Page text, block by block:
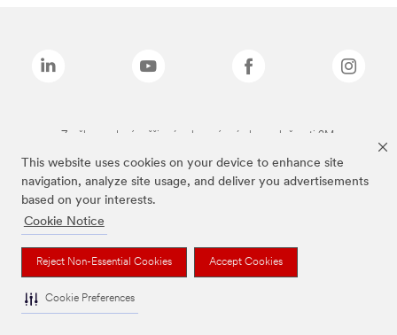
This website uses cookies on your device to enhance site
navigation, analyze site usage, and deliver you advertisements
based on your interests.
Cookie Notice
Reject Non-Essential Cookies Accept Cookies
Cookie Preferences
Značky uvedené vyššie sú ochranné známky spoločnosti 3M.